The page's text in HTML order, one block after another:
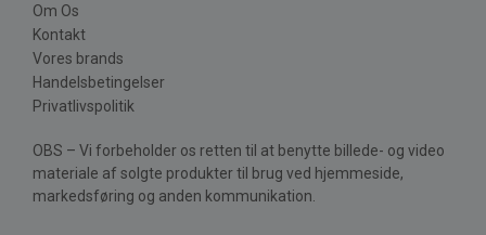
Om Os
Kontakt
Vores brands
Handelsbetingelser
Privatlivspolitik
OBS – Vi forbeholder os retten til at benytte billede- og video
materiale af solgte produkter til brug ved hjemmeside,
markedsføring og anden kommunikation.